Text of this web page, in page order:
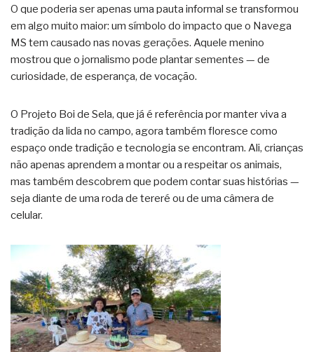
O que poderia ser apenas uma pauta informal se transformou
em algo muito maior: um símbolo do impacto que o Navega
MS tem causado nas novas gerações. Aquele menino
mostrou que o jornalismo pode plantar sementes — de
curiosidade, de esperança, de vocação.
O Projeto Boi de Sela, que já é referência por manter viva a
tradição da lida no campo, agora também floresce como
espaço onde tradição e tecnologia se encontram. Ali, crianças
não apenas aprendem a montar ou a respeitar os animais,
mas também descobrem que podem contar suas histórias —
seja diante de uma roda de tereré ou de uma câmera de
celular.